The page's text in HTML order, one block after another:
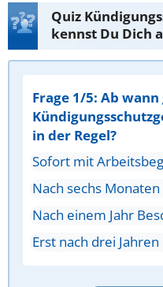
Quiz
kennst Du Dich
Frage 1/5: Ab
in der Regel?
Sofort mit
Nach sechs
Nach einem Jahr
Erst nach drei Jahren